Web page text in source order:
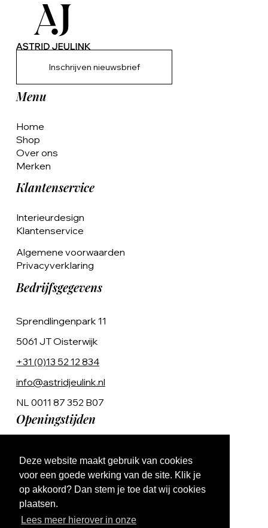
Deze website maakt gebruik van cookies
voor een goede werking van de site. Klik je
op akkoord? Dan stem je toe dat wij cookies
plaatsen.
Lees meer hierover in onze
Inschrijven nieuwsbrief
Menu
Home
Shop
Over ons
Merken
Klantenservice
Interieurdesign
Klantenservice
Algemene voorwaarden
Privacyverklaring
Bedrijfsgegevens
Sprendlingenpark 11
5061 JT Oisterwijk
+31 (0)13 52 12 834
info@astridjeulink.nl
NL 0011 87 352 B07
Openingstijden
Ma t/m Vr 9:00 - 17:00